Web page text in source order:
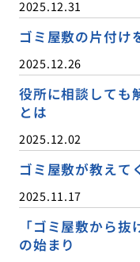
2025.12.31
ゴミ屋敷の片付け
2025.12.26
役所に相談しても
とは
2025.12.02
ゴミ屋敷が教えて
2025.11.17
「ゴミ屋敷から
の始まり